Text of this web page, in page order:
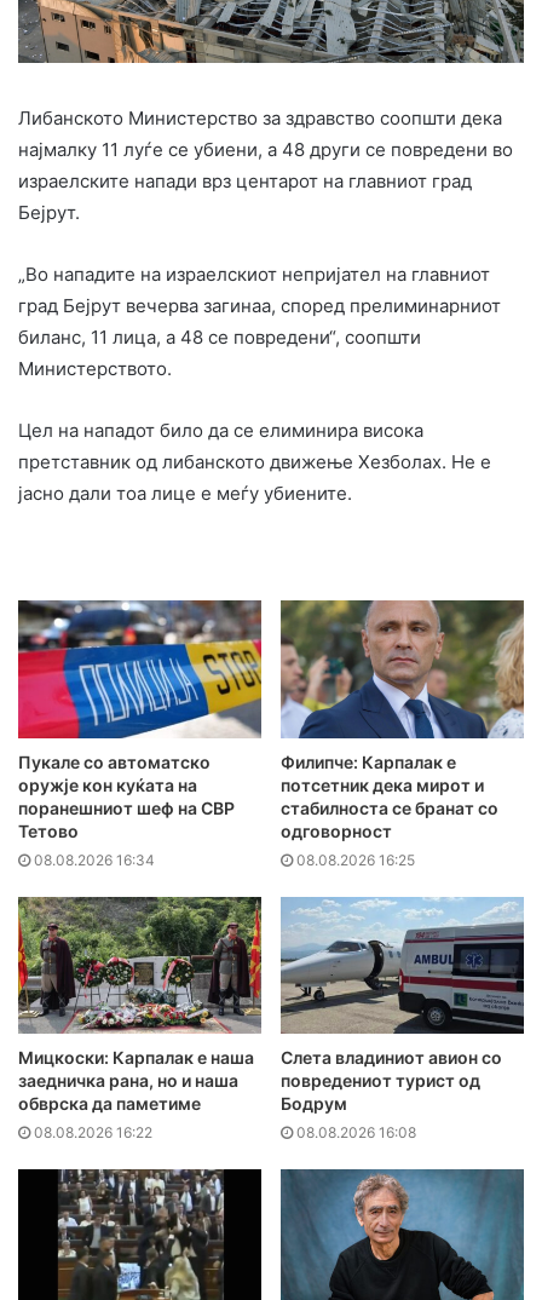
Либанското Министерство за здравство соопшти дека
најмалку 11 луѓе се убиени, а 48 други се повредени во
израелските напади врз центарот на главниот град
Бејрут.
„Во нападите на израелскиот непријател на главниот
град Бејрут вечерва загинаа, според прелиминарниот
биланс, 11 лица, а 48 се повредени“, соопшти
Министерството.
Цел на нападот било да се елиминира висока
претставник од либанското движење Хезболах. Не е
јасно дали тоа лице е меѓу убиените.
Пукале со автоматско
оружје кон куќата на
поранешниот шеф на СВР
Тетово
08.08.2026 16:34
Филипче: Карпалак е
потсетник дека мирот и
стабилноста се бранат со
одговорност
08.08.2026 16:25
Мицкоски: Карпалак е наша
заедничка рана, но и наша
обврска да паметиме
08.08.2026 16:22
Слета владиниот авион со
повредениот турист од
Бодрум
08.08.2026 16:08